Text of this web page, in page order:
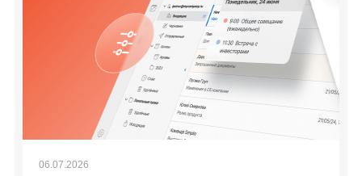
06.07.2026